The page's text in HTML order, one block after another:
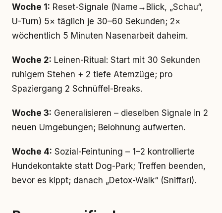
Woche 1: Reset-Signale (Name→Blick, „Schau“,
U-Turn) 5× täglich je 30–60 Sekunden; 2×
wöchentlich 5 Minuten Nasenarbeit daheim.
Woche 2: Leinen-Ritual: Start mit 30 Sekunden
ruhigem Stehen + 2 tiefe Atemzüge; pro
Spaziergang 2 Schnüffel-Breaks.
Woche 3: Generalisieren – dieselben Signale in 2
neuen Umgebungen; Belohnung aufwerten.
Woche 4: Sozial-Feintuning – 1–2 kontrollierte
Hundekontakte statt Dog-Park; Treffen beenden,
bevor es kippt; danach „Detox-Walk“ (Sniffari).